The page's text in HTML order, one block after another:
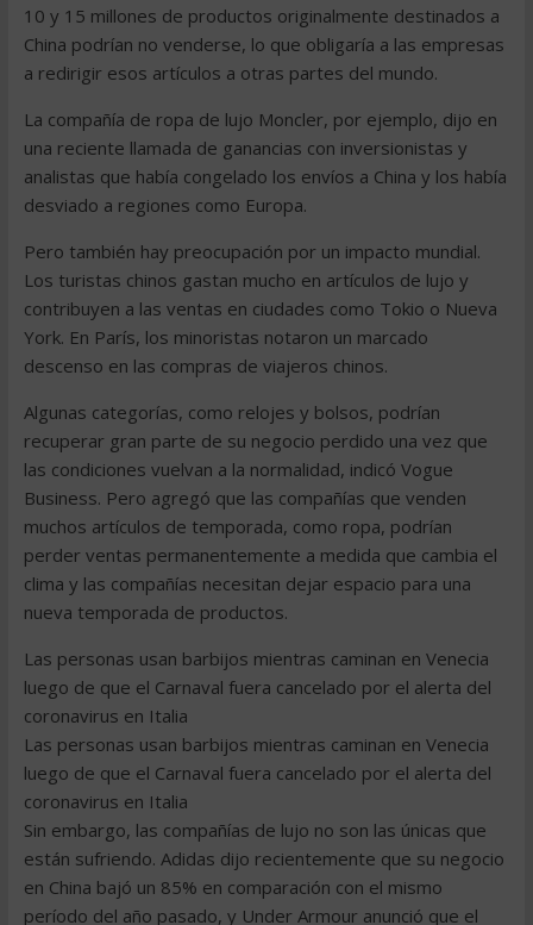
10 y 15 millones de productos originalmente destinados a
China podrían no venderse, lo que obligaría a las empresas
a redirigir esos artículos a otras partes del mundo.
La compañía de ropa de lujo Moncler, por ejemplo, dijo en
una reciente llamada de ganancias con inversionistas y
analistas que había congelado los envíos a China y los había
desviado a regiones como Europa.
Pero también hay preocupación por un impacto mundial.
Los turistas chinos gastan mucho en artículos de lujo y
contribuyen a las ventas en ciudades como Tokio o Nueva
York. En París, los minoristas notaron un marcado
descenso en las compras de viajeros chinos.
Algunas categorías, como relojes y bolsos, podrían
recuperar gran parte de su negocio perdido una vez que
las condiciones vuelvan a la normalidad, indicó Vogue
Business. Pero agregó que las compañías que venden
muchos artículos de temporada, como ropa, podrían
perder ventas permanentemente a medida que cambia el
clima y las compañías necesitan dejar espacio para una
nueva temporada de productos.
Las personas usan barbijos mientras caminan en Venecia
luego de que el Carnaval fuera cancelado por el alerta del
coronavirus en Italia
Las personas usan barbijos mientras caminan en Venecia
luego de que el Carnaval fuera cancelado por el alerta del
coronavirus en Italia
Sin embargo, las compañías de lujo no son las únicas que
están sufriendo. Adidas dijo recientemente que su negocio
en China bajó un 85% en comparación con el mismo
período del año pasado, y Under Armour anunció que el